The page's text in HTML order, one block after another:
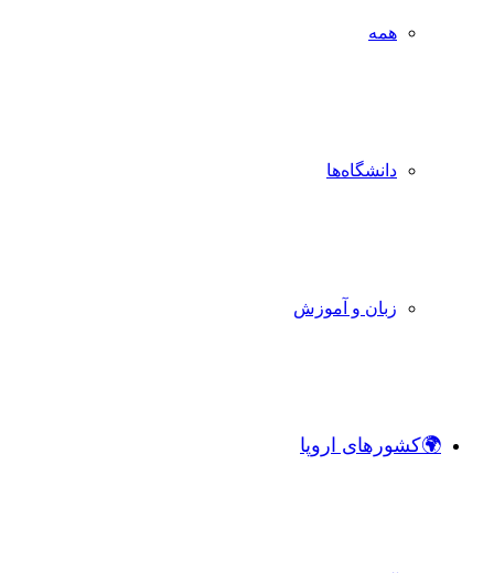
همه
دانشگاه‌ها
زبان و آموزش
🌍کشورهای اروپا